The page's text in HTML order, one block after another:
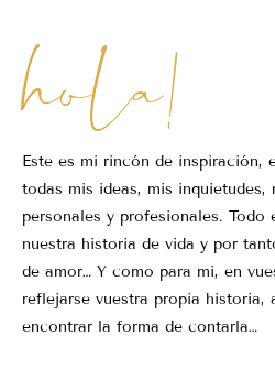
hola!
Este es mi rincón de inspiración,
todas mis ideas, mis inquietudes,
personales y profesionales. Todo
nuestra historia de vida y por
de amor… Y como para mi, en
reflejarse vuestra propia historia,
encontrar la forma de contarla…